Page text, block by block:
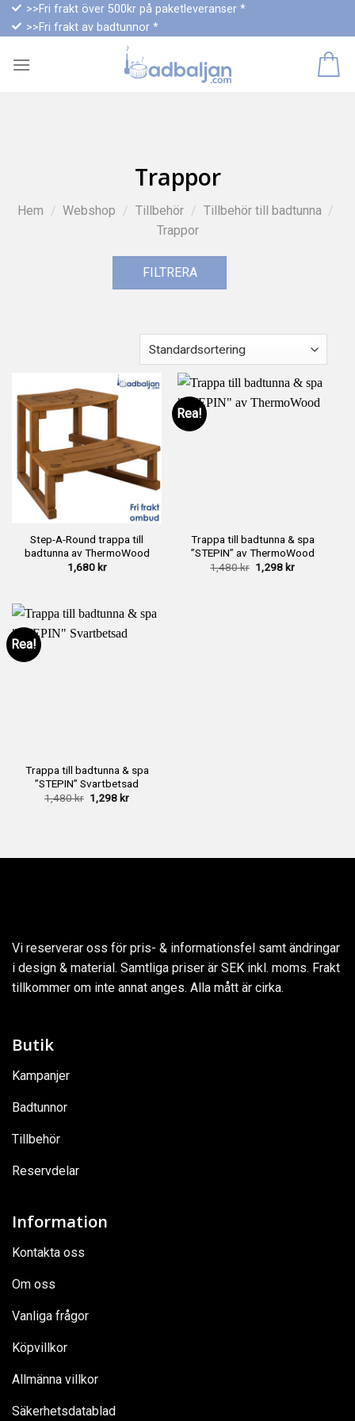
Skip >>Fri frakt över 500kr på paketleveranser *
>>Fri frakt av badtunnor *
Trappor
Hem / Webshop / Tillbehör / Tillbehör till badtunna /
Trappor
FILTRERA
Step-A-Round trappa till
badtunna av ThermoWood
1,680 kr
Rea!
Trappa till badtunna & spa
”STEPIN” av ThermoWood
1,480kr Det
ursprungliga
1,298 krDet
Rea!
Trappa till badtunna & spa
”STEPIN” Svartbetsad
1,480kr Det
ursprungliga
1,298 krDet
Vi reserverar oss för pris- & informationsfel samt ändringar
i design & material. Samtliga priser är SEK inkl. moms. Frakt
tillkommer om inte annat anges. Alla mått är cirka.
Butik
Kampanjer
Badtunnor
Tillbehör
Reservdelar
Information
Kontakta oss
Om oss
Vanliga frågor
Köpvillkor
Allmänna villkor
Säkerhetsdatablad